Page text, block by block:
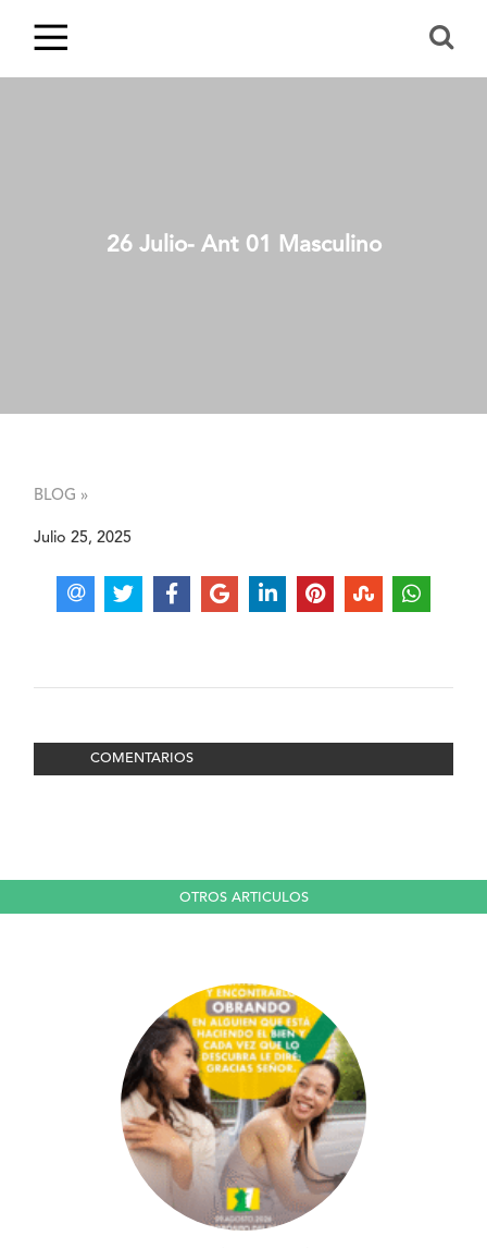
26 Julio- Ant 01 Masculino
BLOG »
Julio 25, 2025
COMENTARIOS
OTROS ARTICULOS